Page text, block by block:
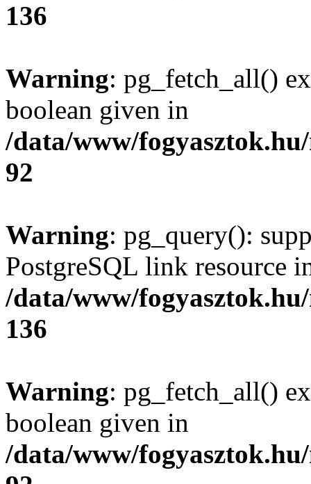
136
Warning: pg_fetch_all()
boolean given in
/data/www/
92
Warning: pg_query():
PostgreSQL link resource
/data/www/
136
Warning: pg_fetch_all()
boolean given in
/data/www/